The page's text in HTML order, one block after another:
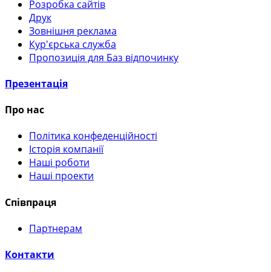
Розробка сайтів
Друк
Зовнішня реклама
Кур'єрська служба
Пропозиція для Баз відпочинку
Презентація
Про нас
Політика конфеденційності
Історія компанії
Наші роботи
Наші проекти
Співпраця
Партнерам
Контакти